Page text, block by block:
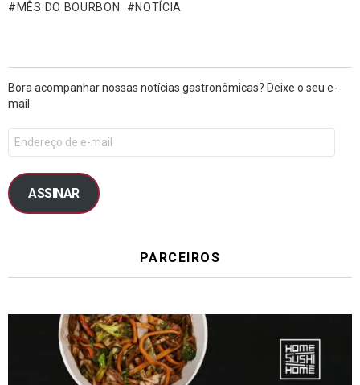
MÊS DO BOURBON
NOTÍCIA
Bora acompanhar nossas notícias gastronômicas? Deixe o seu e-
mail
ASSINAR
PARCEIROS